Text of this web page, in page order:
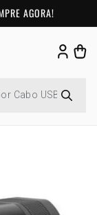
AGORA!
Fazer
login